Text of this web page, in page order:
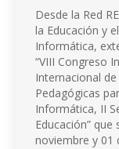
Desde la Red
la Educación y
Informática,
“VIII Congreso
Internacional
Pedagógicas
Informática, II
Educación”
noviembre y 01